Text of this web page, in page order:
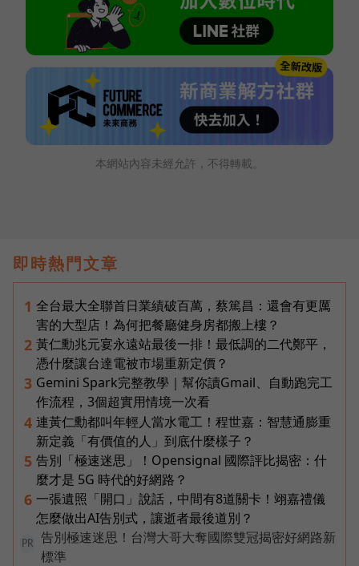
本網站內容未經允許，不得轉載。
即時熱門文章
1 全台最大全聯首日業績破百萬，蔡篤昌：還會有更厲
害的大型店！為何把餐廳健身房都搬上樓？
2 黃仁勳兆元宴永遠站最後一排！最低調的二代鄭平，
憑什麼讓台達電被市場重新定價？
3 Gemini Spark完整教學｜幫你讀Gmail、自動跑完工
作流程，3個超實用情境一次看
4 連黃仁勳都叫年輕人當水電工！程世嘉：智慧通膨重
新定義「有價值的人」到底什麼樣子？
5 告別「極速迷思」！Opensignal 國際評比揭密：什
麼才是 5G 時代的好網路？
6 一張遺照「開口」說話，中間有8道關卡！翊嘉禮儀
怎麼做出AI告別式，讓逝者最後道別？
PR
告別極速迷思！台灣大哥大奪國際雙冠揭密好網路新
標準